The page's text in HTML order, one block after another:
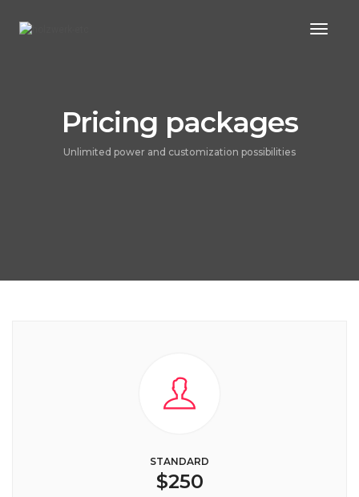
Pricing packages
Unlimited power and customization possibilities
STANDARD
$250